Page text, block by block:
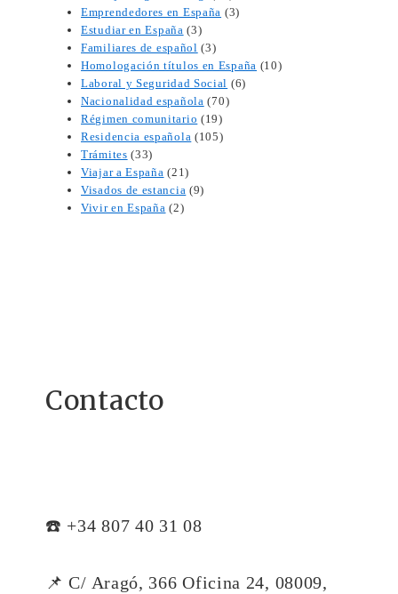
Emprendedores en España (3)
Estudiar en España (3)
Familiares de español (3)
Homologación títulos en España (10)
Laboral y Seguridad Social (6)
Nacionalidad española (70)
Régimen comunitario (19)
Residencia española (105)
Trámites (33)
Viajar a España (21)
Visados de estancia (9)
Vivir en España (2)
Contacto
☎️ +34 807 40 31 08
📌 C/ Aragó, 366 Oficina 24, 08009,